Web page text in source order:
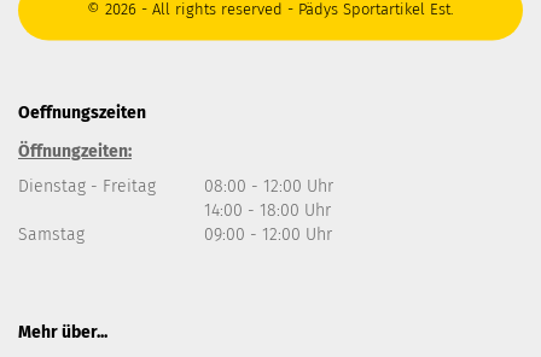
© 2026 - All rights reserved - Pädys Sportartikel Est.
Oeffnungszeiten
Öffnungzeiten:
Dienstag - Freitag
08:00 - 12:00 Uhr
14:00 - 18:00 Uhr
Samstag
09:00 - 12:00 Uhr
Mehr über...